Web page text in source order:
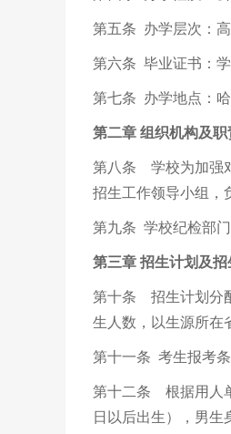
第五条 办学层次：
第六条 毕业证书：
第七条 办学地点：
第二章 组织机构及职
第八条 学校为加强
招生工作领导小组，
第九条 学校纪检部
第三章 招生计划及招
第十条 招生计划分
生人数，以生源所在
第十一条 考生报考
第十二条 根据用人
日以后出生），男生